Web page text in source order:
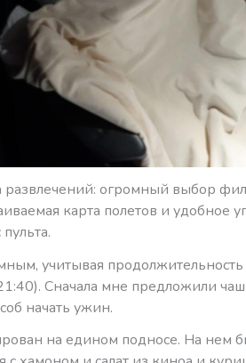
развлечений: огромный выбор
карта полетов и удобное
учитывая продолжительность
Сначала мне предложили
начать ужин.
на едином подносе. На нем